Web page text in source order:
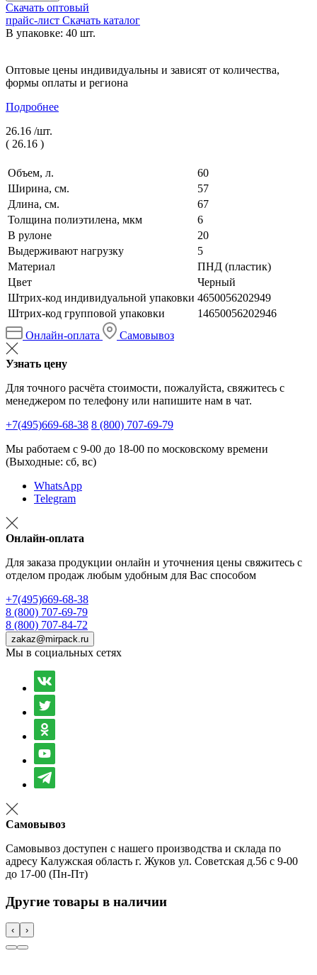
Скачать оптовый
прайс-лист Скачать каталог
В упаковке: 40 шт.
Оптовые цены индивидуальны и зависят от количества,
формы оплаты и региона
Подробнее
26.16 /шт.
( 26.16 )
Объем, л.
60
Ширина, см.
57
Длина, см.
67
Толщина полиэтилена, мкм
6
В рулоне
20
Выдерживают нагрузку
5
Материал
ПНД (пластик)
Цвет
Черный
Штрих-код индивидуальной упаковки 4650056202949
Штрих-код групповой упаковки
14650056202946
Онлайн-оплата
Самовывоз
Узнать цену
Для точного расчёта стоимости, пожалуйста, свяжитесь с
менеджером по телефону или напишите нам в чат.
+7(495)669-68-38 8 (800) 707-69-79
Мы работаем с 9-00 до 18-00 по московскому времени
(Выходные: сб, вс)
WhatsApp
Telegram
Онлайн-оплата
Для заказа продукции онлайн и уточнения цены свяжитесь с
отделом продаж любым удобным для Вас способом
+7(495)669-68-38
8 (800) 707-69-79
8 (800) 707-84-72
zakaz@mirpack.ru
Мы в социальных сетях
Самовывоз
Самовывоз доступен с нашего производства и склада по
адресу Калужская область г. Жуков ул. Советская д.56 с 9-00
до 17-00 (Пн-Пт)
Другие товары в наличии
‹ ›